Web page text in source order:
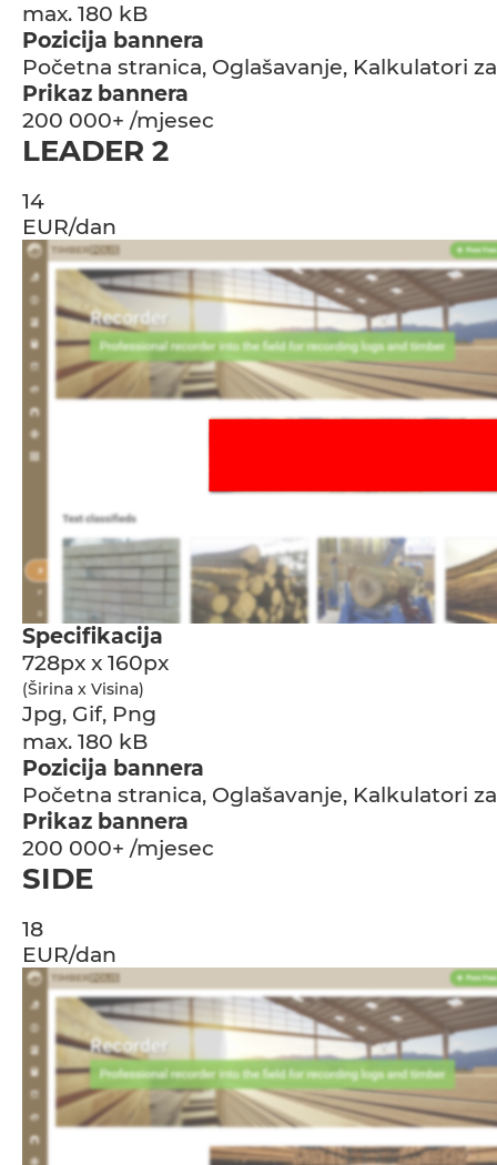
max. 180 kB
Pozicija bannera
Početna stranica, Oglašavanje, Kalkulatori
Prikaz bannera
200 000+ /mjesec
LEADER 2
14
EUR/dan
Specifikacija
728px x 160px
(Širina x Visina)
Jpg, Gif, Png
max. 180 kB
Pozicija bannera
Početna stranica, Oglašavanje, Kalkulatori
Prikaz bannera
200 000+ /mjesec
SIDE
18
EUR/dan